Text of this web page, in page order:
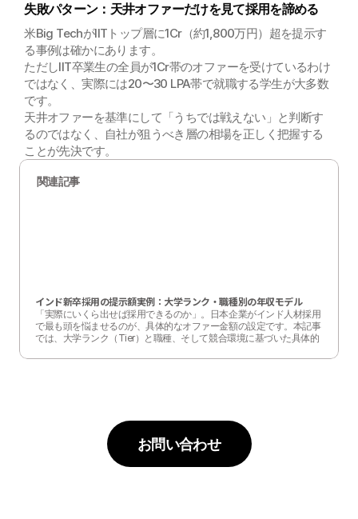
失敗パターン：天井オファーだけを見て採用を諦める
米Big TechがIITトップ層に1Cr（約1,800万円）超を提示す
る事例は確かにあります。
ただしIIT卒業生の全員が1Cr帯のオファーを受けているわけ
ではなく、実際には20〜30 LPA帯で就職する学生が大多数
です。
天井オファーを基準にして「うちでは戦えない」と判断す
るのではなく、自社が狙うべき層の相場を正しく把握する
ことが先決です。
関連記事
インド新卒採用の提示額実例：大学ランク・職種別の年収モデル
「実際にいくら出せば採用できるのか」。日本企業がインド人材採用
で最も頭を悩ませるのが、具体的なオファー金額の設定です。本記事
では、大学ランク（Tier）と職種、そして競合環境に基づいた具体的
お問い合わせ